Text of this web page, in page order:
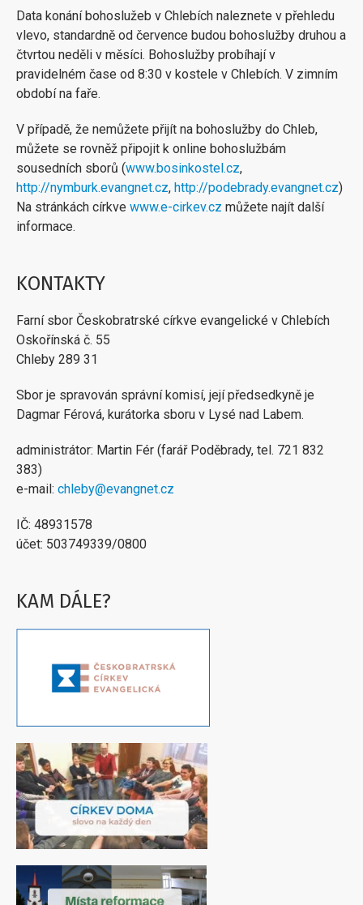
Data konání bohoslužeb v Chlebích naleznete v přehledu
vlevo, standardně od července budou bohoslužby druhou a
čtvrtou neděli v měsíci. Bohoslužby probíhají v
pravidelném čase od 8:30 v kostele v Chlebích. V zimním
období na faře.
V případě, že nemůžete přijít na bohoslužby do Chleb,
můžete se rovněž připojit k online bohoslužbám
sousedních sborů (www.bosinkostel.cz,
http://nymburk.evangnet.cz, http://podebrady.evangnet.cz)
Na stránkách církve www.e-cirkev.cz můžete najít další
informace.
KONTAKTY
Farní sbor Českobratrské církve evangelické v Chlebích
Oskořínská č. 55
Chleby 289 31
Sbor je spravován správní komisí, její předsedkyně je
Dagmar Férová, kurátorka sboru v Lysé nad Labem.
administrátor: Martin Fér (farář Poděbrady, tel. 721 832
383)
e-mail: chleby@evangnet.cz
IČ: 48931578
účet: 503749339/0800
KAM DÁLE?